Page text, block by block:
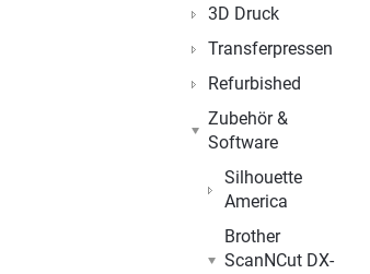
3D Druck
Transferpressen
Refurbished
Zubehör &
Software
Silhouette
America
Brother
ScanNCut DX-